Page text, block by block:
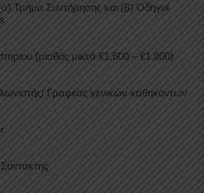
Τμήμα Συντήρησης και (β) Οδηγοί
(μισθός μικτά €1.600 – €1.800)
Γραφέας γενικών καθηκόντων
Συντάκτης